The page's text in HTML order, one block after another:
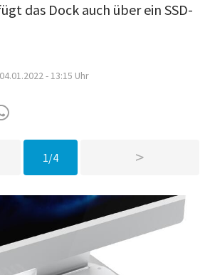
Anmelden
das Dock auch über ein SSD-
04.01.2022 - 13:15 Uhr
1/4 >